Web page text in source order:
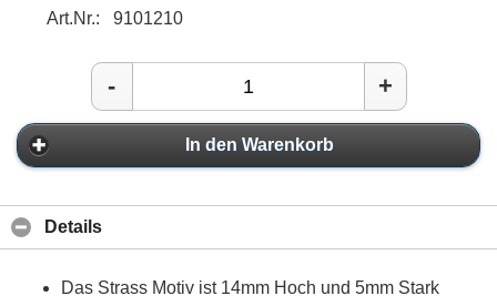
Art.Nr.:
9101210
- +
In den Warenkorb
Details
Das Strass Motiv ist 14mm Hoch und 5mm Stark